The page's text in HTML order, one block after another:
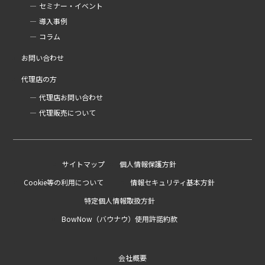
セミナー・イベント
導入事例
コラム
お問い合わせ
代理店の方
代理店お問い合わせ
代理販売について
サイトマップ
個人情報保護方針
Cookie等の利用について
情報セキュリティ基本方針
特定個人情報取扱方針
BowNow（バウナウ）使用許諾約款
会社概要